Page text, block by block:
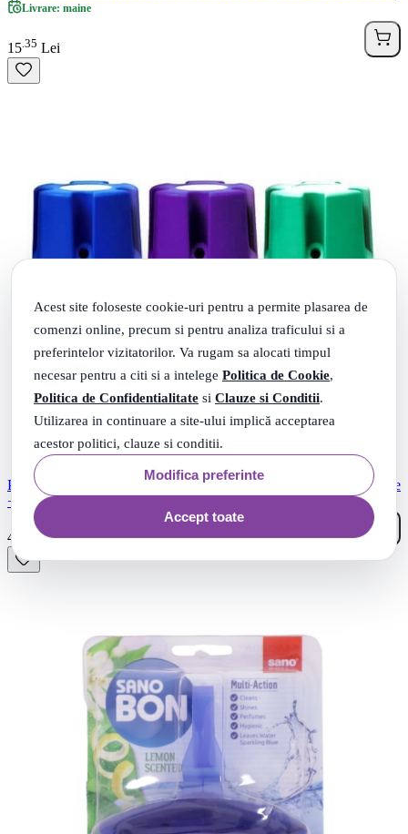
Acest site foloseste cookie-uri pentru a permite plasarea de
comenzi online, precum si pentru analiza traficului si a
preferintelor vizitatorilor. Va rugam sa alocati timpul
necesar pentru a citi si a intelege Politica de Cookie,
Politica de Confidentialitate si Clauze si Conditii.
Utilizarea in continuare a site-ului implică acceptarea
acestor politici, clauze si conditii.
Modifica preferinte
Accept toate
Livrare: maine
15 35 Lei
Pachet Sano Odorizant solid pentru rezervorul toaletei Blue + Purple
+ Green, 3x150gr
42 90 Lei